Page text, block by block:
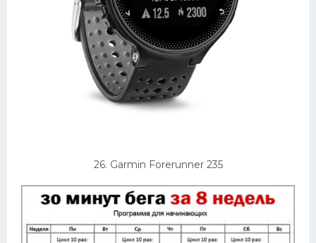
26. Garmin Forerunner 235